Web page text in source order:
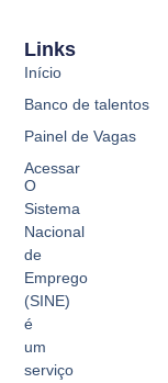
O
Sistema
Nacional
de
Emprego
(SINE)
é
um
serviço
Links
Início
Banco de talentos
Painel de Vagas
Acessar